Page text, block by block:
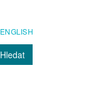
ENGLISH
Hledat